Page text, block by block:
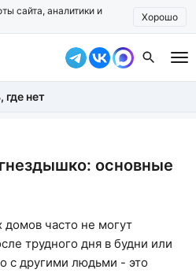
сайта, аналитики и
Хорошо
где нет
основные
часто не могут
трудного дня в будни или
с другими людьми - это